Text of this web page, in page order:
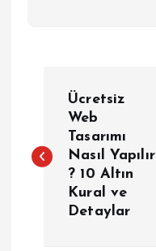
z
Ücretsiz
Web
Tasarımı
Nasıl Yapılır
? 10 Altın
Kural ve
Detaylar